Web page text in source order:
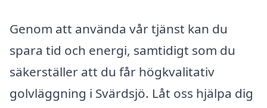
Genom att använda vår tjänst kan du
spara tid och energi, samtidigt som du
säkerställer att du får högkvalitativ
golvläggning i Svärdsjö. Låt oss hjälpa dig